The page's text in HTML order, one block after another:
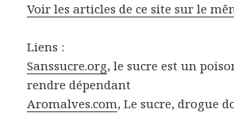
Voir les articles de ce site sur le
Liens :
Sanssucre.org, le sucre est un
rendre dépendant
Aromalves.com, Le sucre, drogue